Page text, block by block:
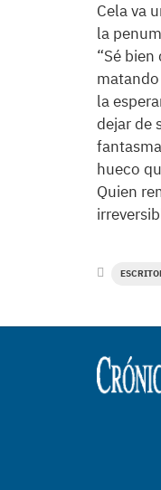
Cela va
la
“Sé
la
dejar de
hueco
Quien